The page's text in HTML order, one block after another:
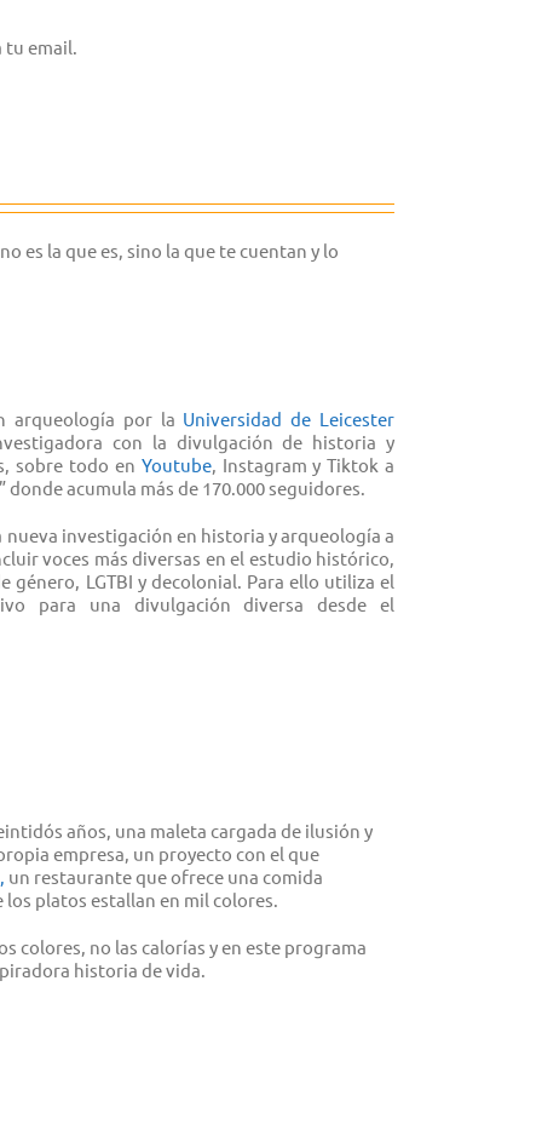
tu email.
es la que es, sino la que te cuentan y lo
arqueología por la Universidad de Leicester
con la divulgación de historia y
sobre todo en Youtube, Instagram y Tiktok a
acumula más de 170.000 seguidores.
nueva investigación en historia y arqueología a
voces más diversas en el estudio histórico,
género, LGTBI y decolonial. Para ello utiliza el
para una divulgación diversa desde el
años, una maleta cargada de ilusión y
empresa, un proyecto con el que
un restaurante que ofrece una comida
platos estallan en mil colores.
colores, no las calorías y en este programa
historia de vida.